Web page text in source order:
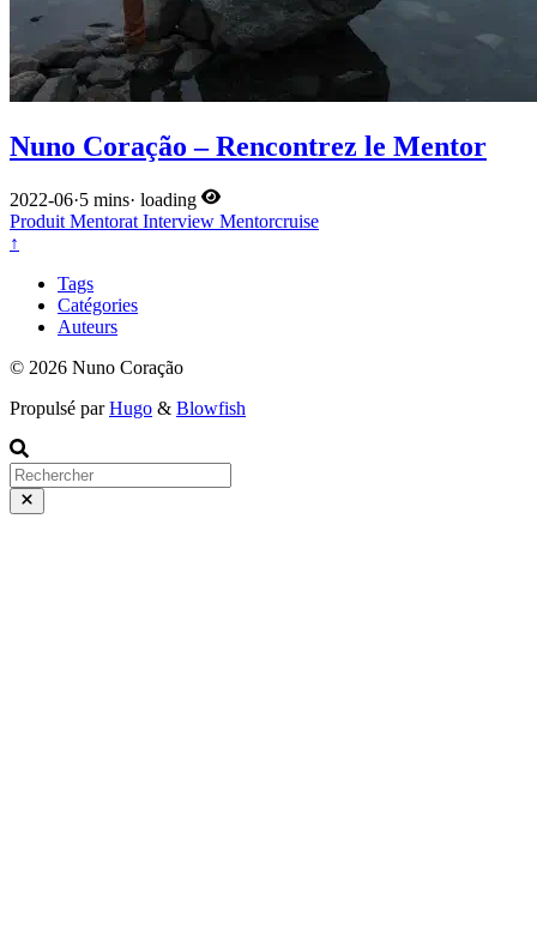
Nuno Coração – Rencontrez le Mentor
2022-06·5 mins· loading
Produit Mentorat Interview Mentorcruise
↑
Tags
Catégories
Auteurs
© 2026 Nuno Coração
Propulsé parHugo & Blowfish